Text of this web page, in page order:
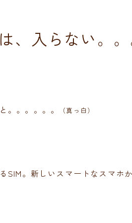
、入らない。。
。。。。。。 （真っ白）
SIM。新しいスマートなスマホ